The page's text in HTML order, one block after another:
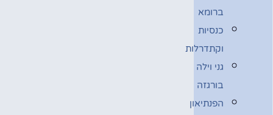
ברומא
כנסיות
וקתדרלות
גני וילה
בורגזה
הפנתיאון